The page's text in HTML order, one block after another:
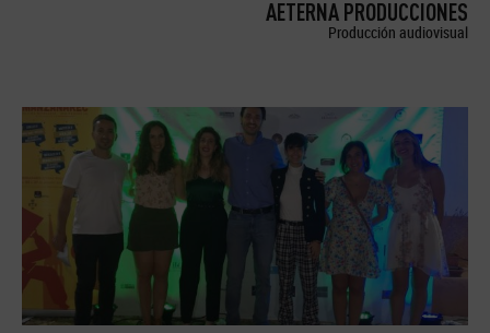
AETERNA PRODUCCIONES
Producción audiovisual